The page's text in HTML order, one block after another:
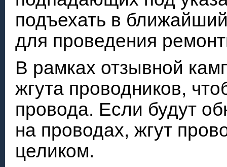
подъехать в
для проведения
В рамках отзывной
жгута проводников,
провода. Если будут
на проводах, жгут
целиком.